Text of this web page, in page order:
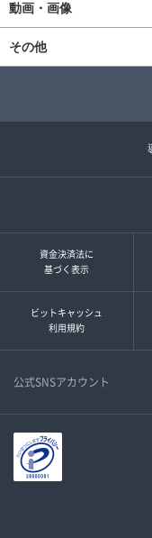
動画・画像
その他
資金決済法に
基づく表示
ビットキャッシュ
利用規約
公式SNSアカウント